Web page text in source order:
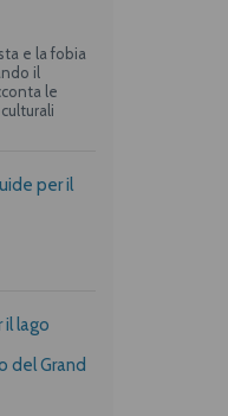
e la fobia
il
le
per il
il lago
del Grand